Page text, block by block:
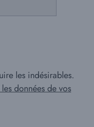
les indésirables.
données de vos